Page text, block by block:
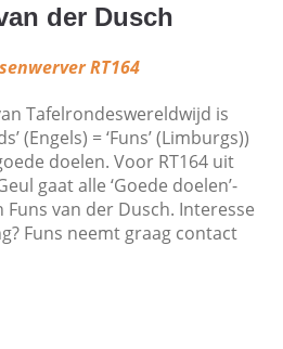
der Dusch
RT164
Tafelrondeswereldwijd is
(Engels) = ‘Funs’ (Limburgs))
doelen. Voor RT164 uit
gaat alle ‘Goede doelen’-
Funs van der Dusch. Interesse
Funs neemt graag contact